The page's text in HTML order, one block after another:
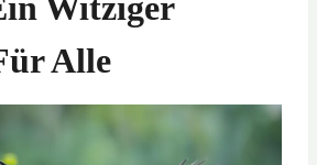
Alle